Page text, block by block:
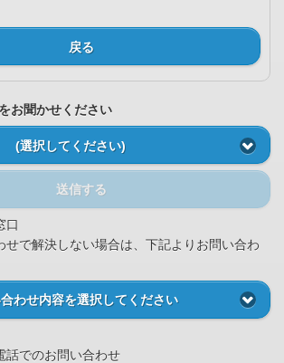
戻る
お聞かせください
(選択してください)
送信する
口
せで解決しない場合は、下記よりお問い合わ
わせ内容を選択してください
話でのお問い合わせ